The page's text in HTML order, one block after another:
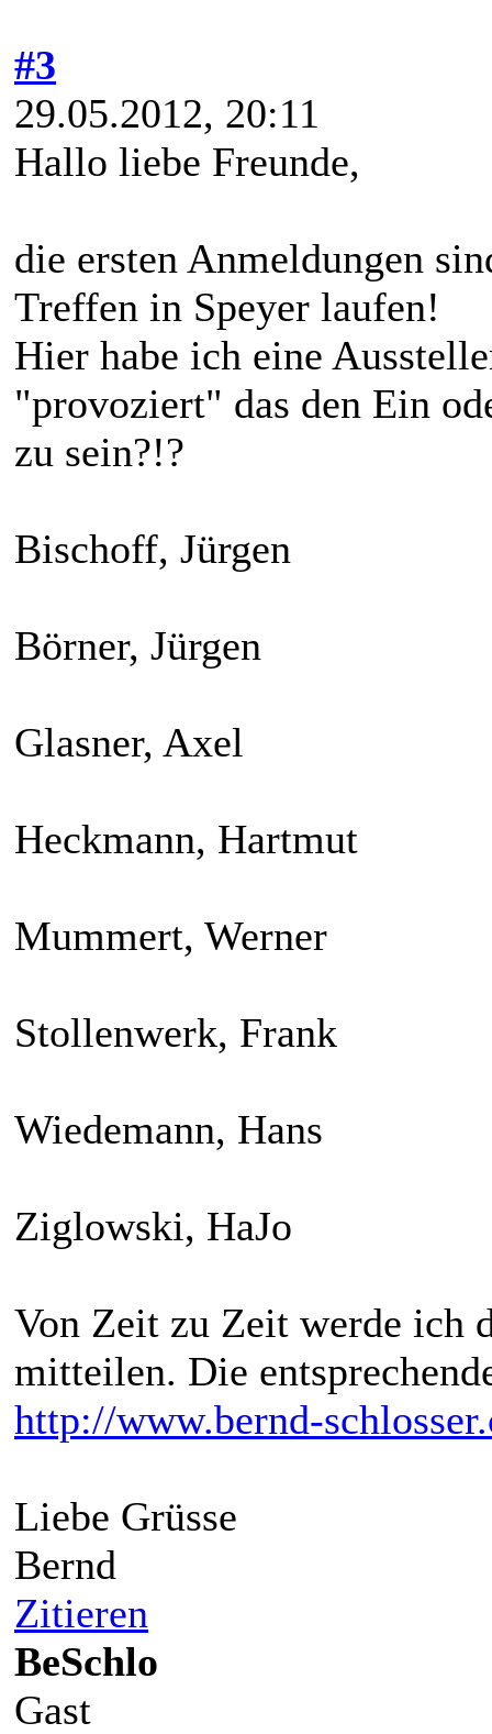
#3
29.05.2012, 20:11
Hallo liebe Freunde,
die ersten Anmeldungen
Treffen in Speyer laufen!
Hier habe ich eine
"provoziert" das den Ein
zu sein?!?
Bischoff, Jürgen
Börner, Jürgen
Glasner, Axel
Heckmann, Hartmut
Mummert, Werner
Stollenwerk, Frank
Wiedemann, Hans
Ziglowski, HaJo
Von Zeit zu Zeit werde ich
mitteilen. Die
http://www.bernd-
Liebe Grüsse
Bernd
Zitieren
BeSchlo
Gast